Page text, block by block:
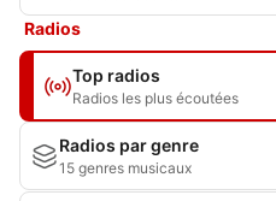
Radios
Top radios
Radios les plus écoutées
Radios par genre
15 genres musicaux